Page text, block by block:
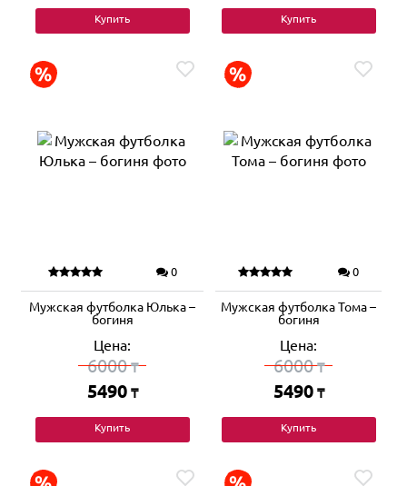
Купить Купить
0
Мужская футболка Юлька –
богиня
Цена:
6000₸
5490 ₸
Купить
0
Мужская футболка Тома –
богиня
Цена:
6000₸
5490 ₸
Купить